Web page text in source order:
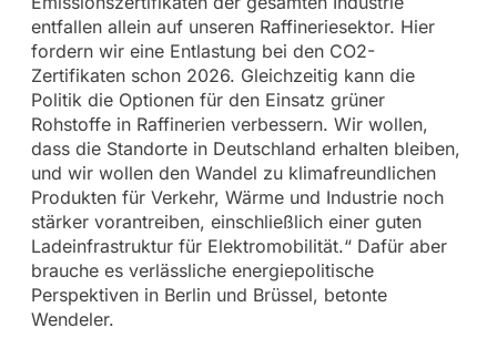
entfallen allein auf unseren Raffineriesektor. Hier
fordern wir eine Entlastung bei den CO2-
Zertifikaten schon 2026. Gleichzeitig kann die
Politik die Optionen für den Einsatz grüner
Rohstoffe in Raffinerien verbessern. Wir wollen,
dass die Standorte in Deutschland erhalten bleiben,
und wir wollen den Wandel zu klimafreundlichen
Produkten für Verkehr, Wärme und Industrie noch
stärker vorantreiben, einschließlich einer guten
Ladeinfrastruktur für Elektromobilität.“ Dafür aber
brauche es verlässliche energiepolitische
Perspektiven in Berlin und Brüssel, betonte
Wendeler.